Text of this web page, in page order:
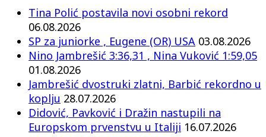
Tina Polić postavila novi osobni rekord
06.08.2026
SP za juniorke , Eugene (OR) USA 03.08.2026
Nino Jambrešić 3:36,31 , Nina Vuković 1:59,05
01.08.2026
Jambrešić dvostruki zlatni, Barbić rekordno u
koplju 28.07.2026
Didović, Pavković i Dražin nastupili na
Europskom prvenstvu u Italiji 16.07.2026